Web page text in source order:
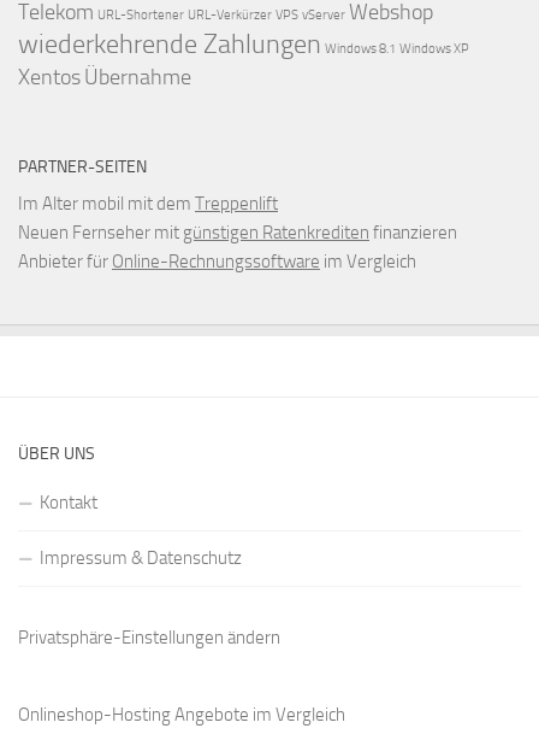
Telekom URL-Shortener URL-Verkürzer VPS vServer Webshop
wiederkehrende Zahlungen Windows 8.1 Windows XP
XentosÜbernahme
PARTNER-SEITEN
Im Alter mobil mit dem Treppenlift
Neuen Fernseher mit günstigen Ratenkrediten finanzieren
Anbieter für Online-Rechnungssoftware im Vergleich
ÜBER UNS
Kontakt
Impressum & Datenschutz
Privatsphäre-Einstellungen ändern
Onlineshop-Hosting Angebote im Vergleich